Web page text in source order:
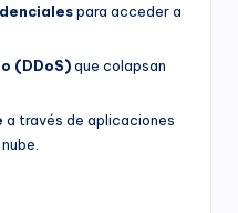
para acceder a
(DDoS)que colapsan
a través de aplicaciones